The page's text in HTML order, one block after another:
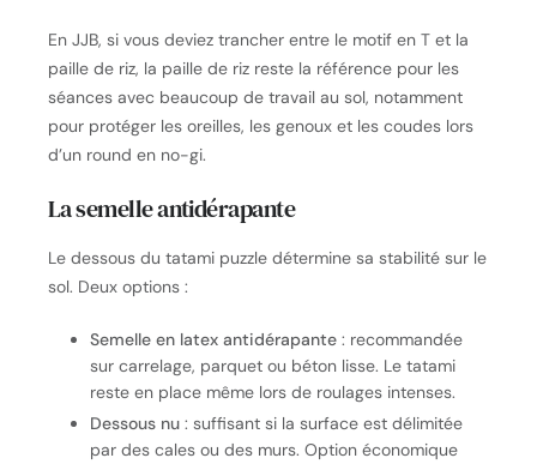
En JJB, si vous deviez trancher entre le motif en T et la
paille de riz, la paille de riz reste la référence pour les
séances avec beaucoup de travail au sol, notamment
pour protéger les oreilles, les genoux et les coudes lors
d’un round en no-gi.
La semelle antidérapante
Le dessous du tatami puzzle détermine sa stabilité sur le
sol. Deux options :
Semelle en latex antidérapante : recommandée
sur carrelage, parquet ou béton lisse. Le tatami
reste en place même lors de roulages intenses.
Dessous nu : suffisant si la surface est délimitée
par des cales ou des murs. Option économique